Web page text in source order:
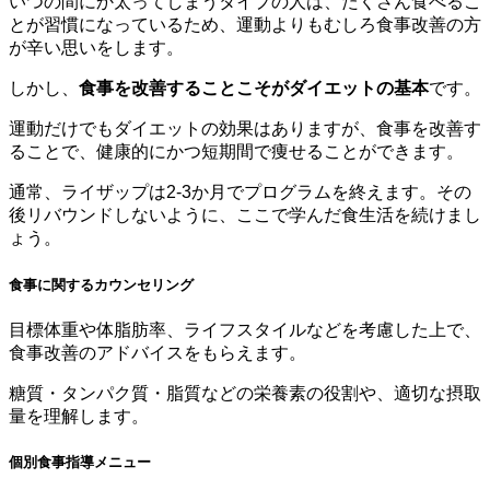
とが習慣になっているため、運動よりもむしろ食事改善の方
が辛い思いをします。
しかし、 食事を改善することこそがダイエットの基本です。
運動だけでもダイエットの効果はありますが、食事を改善す
ることで、 健康的にかつ短期間で痩せる ことができます。
通常、ライザップは2-3か月でプログラムを終えます。その
後リバウンドしないように、ここで学んだ食生活を続けまし
ょう。
食事に関するカウンセリング
目標体重や体脂肪率、ライフスタイルなどを考慮した上で、
食事改善のアドバイスをもらえます。
糖質・タンパク質・脂質などの栄養素の役割や、適切な摂取
量を理解します。
個別食事指導メニュー